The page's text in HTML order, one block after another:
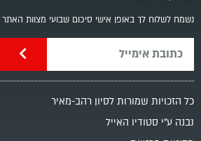
נשמח לשלוח לך באופן אישי סיכום שבועי מצוות האתר
כל הזכויות שמורות לסיון רהב-מאיר
נבנה ע"י סטודיו האייל